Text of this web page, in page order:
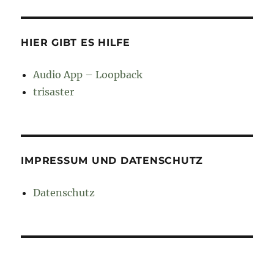
HIER GIBT ES HILFE
Audio App – Loopback
trisaster
IMPRESSUM UND DATENSCHUTZ
Datenschutz